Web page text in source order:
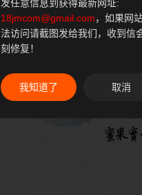
发任意信息到获得最新网址:
18jmcom@gmail.com，如果网
法访问请截图发给我们，收到信
刻修复！
我知道了 取消